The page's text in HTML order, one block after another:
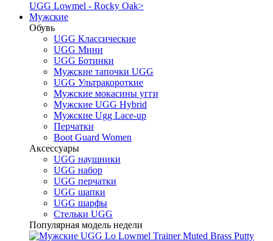
UGG Lowmel - Rocky Oak>
Мужские
Обувь
UGG Классические
UGG Мини
UGG Ботинки
Мужские тапочки UGG
UGG Ультракороткие
Мужские мокасины угги
Мужские UGG Hybrid
Мужские Ugg Lace-up
Перчатки
Boot Guard Women
Аксессуары
UGG наушники
UGG набор
UGG перчатки
UGG шапки
UGG шарфы
Стельки UGG
Популярная модель недели